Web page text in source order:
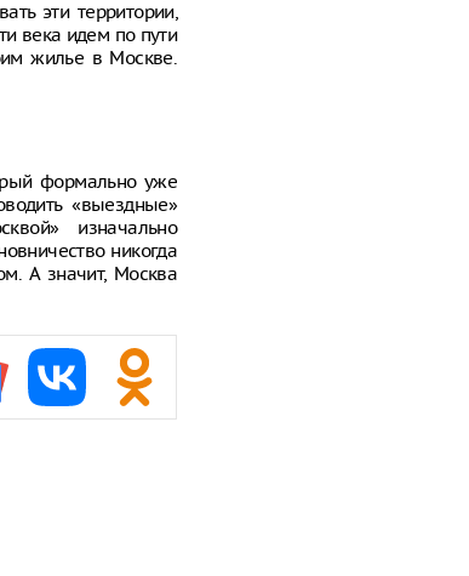
эти территории,
века идем по пути
жилье в Москве.
формально уже
«выездные»
изначально
никогда
А значит, Москва